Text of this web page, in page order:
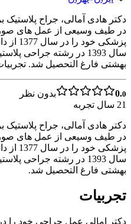
دکتر هادی آمالی، جراح
در طیف وسیعی از عمل های
سال 1393 در رشته جراحی
بهشتی فارغ التحصیل شد.
0.0
بدون نظر
21 سال تجربه
دکتر هادی آمالی، جراح
در طیف وسیعی از عمل های
سال 1393 در رشته جراحی
بهشتی فارغ التحصیل شد.
تجربیات